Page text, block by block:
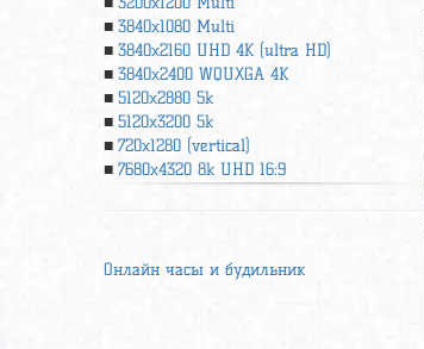
3840x1080 Multi
3840x2160 UHD 4К (ultra HD)
3840x2400 WQUXGA 4K
5120x2880 5k
5120x3200 5k
720x1280 (vertical)
7680x4320 8k UHD 16:9
Онлайн часы и будильник